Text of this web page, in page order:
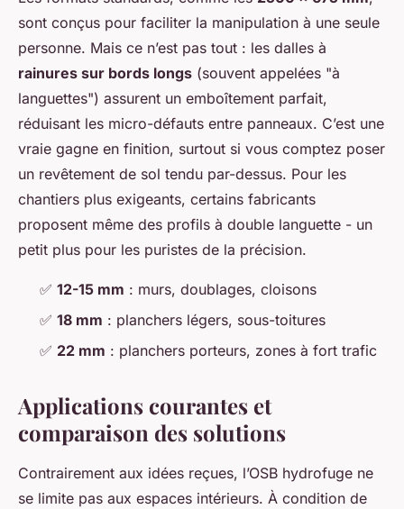
sont conçus pour faciliter la manipulation à une seule
personne. Mais ce n’est pas tout : les dalles à
rainures sur bords longs (souvent appelées "à
languettes") assurent un emboîtement parfait,
réduisant les micro-défauts entre panneaux. C’est une
vraie gagne en finition, surtout si vous comptez poser
un revêtement de sol tendu par-dessus. Pour les
chantiers plus exigeants, certains fabricants
proposent même des profils à double languette - un
petit plus pour les puristes de la précision.
✅ 12-15 mm : murs, doublages, cloisons
✅ 18 mm : planchers légers, sous-toitures
✅ 22 mm : planchers porteurs, zones à fort trafic
Applications courantes et
comparaison des solutions
Contrairement aux idées reçues, l’OSB hydrofuge ne
se limite pas aux espaces intérieurs. À condition de